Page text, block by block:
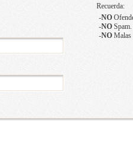
Recuerda:
-NO
-NOSpam.
-NOMalas